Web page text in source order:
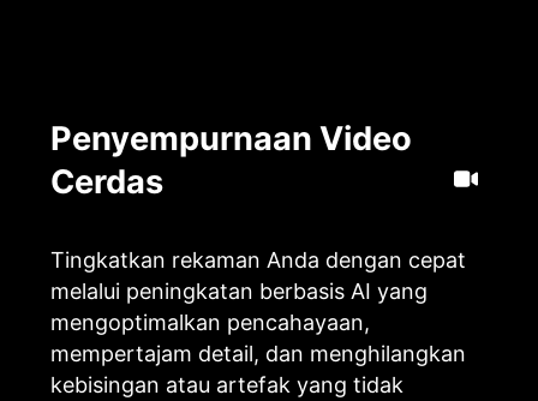
Penyempurnaan Video
Cerdas
Tingkatkan rekaman Anda dengan cepat
melalui peningkatan berbasis AI yang
mengoptimalkan pencahayaan,
mempertajam detail, dan menghilangkan
kebisingan atau artefak yang tidak